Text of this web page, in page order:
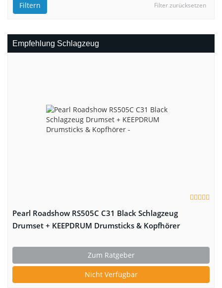
Filter zurücksetzen
Filtern
Empfehlung Schlagzeug
Pearl Roadshow RS505C C31 Black Schlagzeug
Drumset + KEEPDRUM Drumsticks & Kopfhörer
Zum Ratgeber
Nicht Verfügbar